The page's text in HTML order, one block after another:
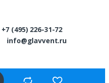
226-31-72
info@glavvent.ru